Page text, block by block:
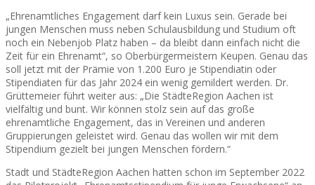
„Ehrenamtliches Engagement darf kein Luxus sein. Gerade bei
jungen Menschen muss neben Schulausbildung und Studium oft
noch ein Nebenjob Platz haben – da bleibt dann einfach nicht die
Zeit für ein Ehrenamt“, so Oberbürgermeistern Keupen. Genau das
soll jetzt mit der Prämie von 1.200 Euro je Stipendiatin oder
Stipendiaten für das Jahr 2024 ein wenig gemildert werden. Dr.
Grüttemeier führt weiter aus: „Die StädteRegion Aachen ist
vielfältig und bunt. Wir können stolz sein auf das große
ehrenamtliche Engagement, das in Vereinen und anderen
Gruppierungen geleistet wird. Genau das wollen wir mit dem
Stipendium gezielt bei jungen Menschen fördern.“
Stadt und StädteRegion Aachen hatten schon im September 2022